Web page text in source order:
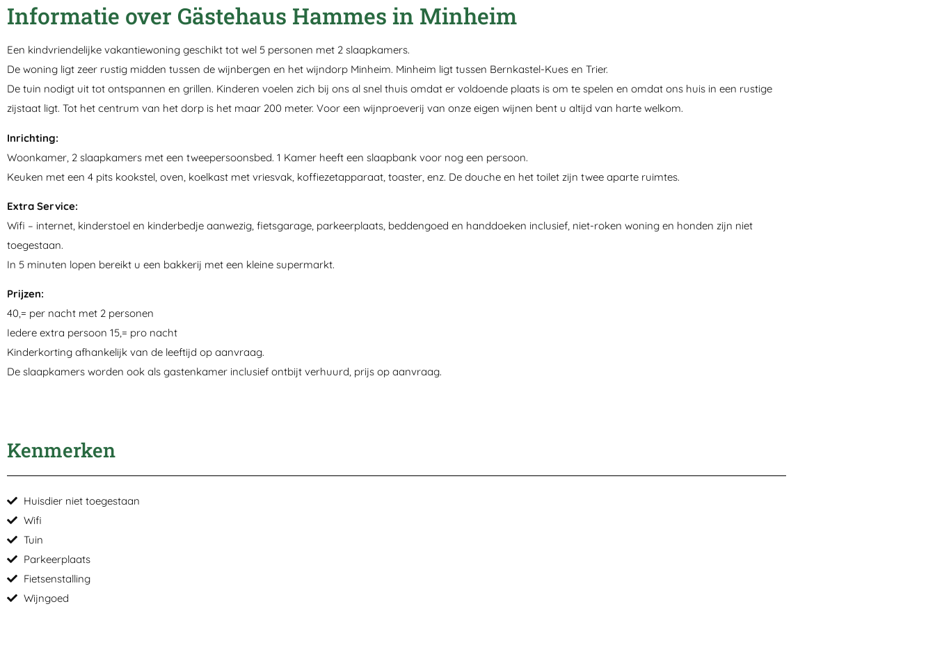
Informatie over Gästehaus Hammes in Minheim
Een kindvriendelijke vakantiewoning geschikt tot wel 5 personen met 2 slaapkamers.
De woning ligt zeer rustig midden tussen de wijnbergen en het wijndorp Minheim. Minheim ligt tussen Bernkastel-Kues en Trier.
De tuin nodigt uit tot ontspannen en grillen. Kinderen voelen zich bij ons al snel thuis omdat er voldoende plaats is om te spelen en omdat ons huis in een rustige
zijstaat ligt. Tot het centrum van het dorp is het maar 200 meter. Voor een wijnproeverij van onze eigen wijnen bent u altijd van harte welkom.
Inrichting:
Woonkamer, 2 slaapkamers met een tweepersoonsbed. 1 Kamer heeft een slaapbank voor nog een persoon.
Keuken met een 4 pits kookstel, oven, koelkast met vriesvak, koffiezetapparaat, toaster, enz. De douche en het toilet zijn twee aparte ruimtes.
Extra Service:
Wifi – internet, kinderstoel en kinderbedje aanwezig, fietsgarage, parkeerplaats, beddengoed en handdoeken inclusief, niet-roken woning en honden zijn niet
toegestaan.
In 5 minuten lopen bereikt u een bakkerij met een kleine supermarkt.
Prijzen:
40,= per nacht met 2 personen
Iedere extra persoon 15,= pro nacht
Kinderkorting afhankelijk van de leeftijd op aanvraag.
De slaapkamers worden ook als gastenkamer inclusief ontbijt verhuurd, prijs op aanvraag.
Kenmerken
Huisdier niet toegestaan
Wifi
Tuin
Parkeerplaats
Fietsenstalling
Wijngoed